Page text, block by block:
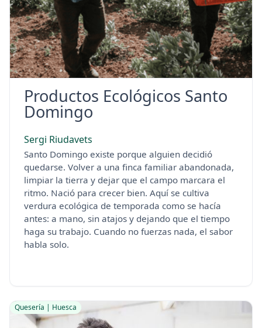
Productos Ecológicos Santo
Domingo
Sergi Riudavets
Santo Domingo existe porque alguien decidió
quedarse. Volver a una finca familiar abandonada,
limpiar la tierra y dejar que el campo marcara el
ritmo. Nació para crecer bien. Aquí se cultiva
verdura ecológica de temporada como se hacía
antes: a mano, sin atajos y dejando que el tiempo
haga su trabajo. Cuando no fuerzas nada, el sabor
habla solo.
Quesería | Huesca